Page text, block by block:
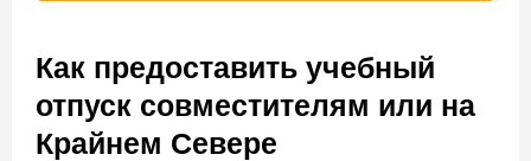
Как предоставить учебный
отпуск совместителям или на
Крайнем Севере